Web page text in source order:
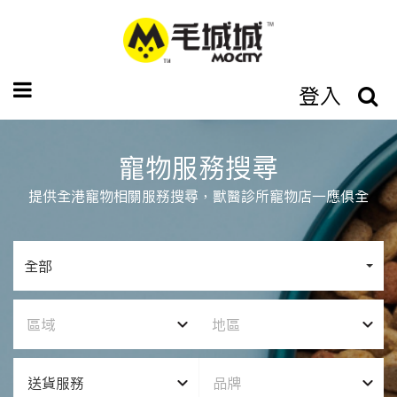
登入
寵物服務搜尋
提供全港寵物相關服務搜尋，獸醫診所寵物店一應俱全
全部
區域 地區
送貨服務 品牌